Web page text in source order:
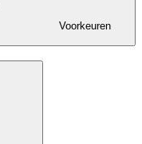
Voorkeuren